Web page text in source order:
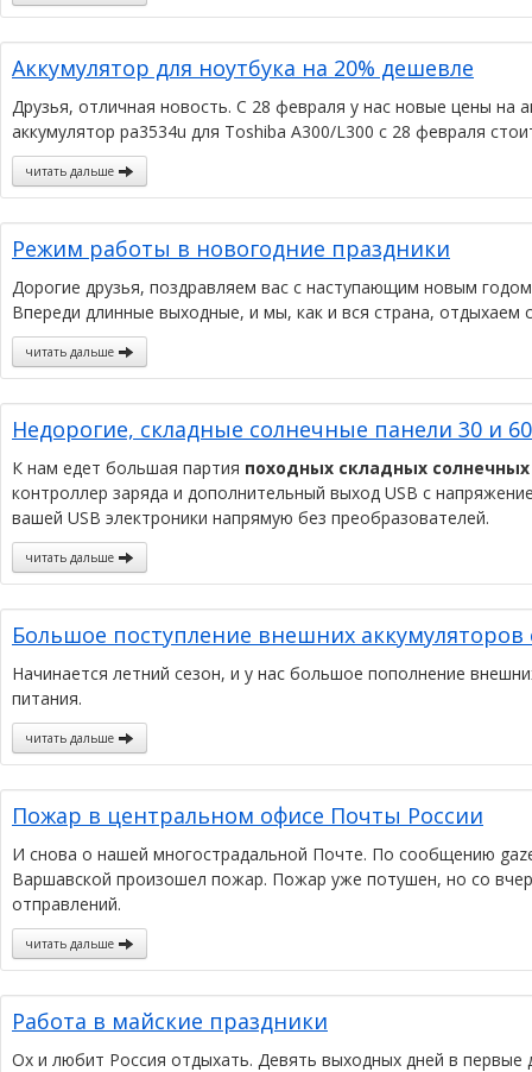
Аккумулятор для ноутбука на 20% дешевле
Друзья, отличная новость. С 28 февраля у нас новые цены на
аккумулятор pa3534u для Toshiba A300/L300 с 28 февраля
читать дальше
Режим работы в новогодние праздники
Дорогие друзья, поздравляем вас с наступающим новым
Впереди длинные выходные, и мы, как и вся страна,
читать дальше
Недорогие, складные солнечные панели 30 и
К нам едет большая партия походных складных
контроллер заряда и дополнительный выход USB с
вашей USB электроники напрямую без преобразователей.
читать дальше
Большое поступление внешних аккумуляторов
Начинается летний сезон, и у нас большое пополнение
питания.
читать дальше
Пожар в центральном офисе Почты России
И снова о нашей многострадальной Почте. По сообщению
Варшавской произошел пожар. Пожар уже потушен, но со
отправлений.
читать дальше
Работа в майские праздники
Ох и любит Россия отдыхать. Девять выходных дней в